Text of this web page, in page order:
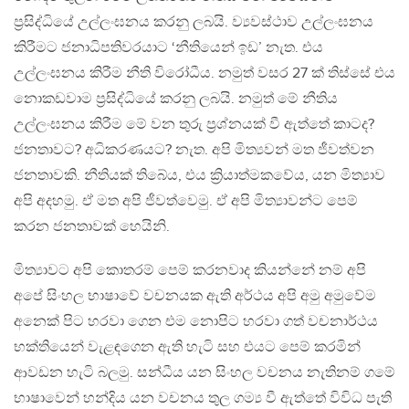
ප්‍රසිද්ධියේ උල්ලංඝනය කරනු ලබයි. ව්‍යවස්ථාව උල්ලංඝනය
කිරීමට ජනාධිපතිවරයාට ‘නීතියෙන් ඉඩ’ නැත. එය
උල්ලංඝනය කිරීම නීති විරෝධීය. නමුත් වසර 27 ක් තිස්සේ එය
නොකඩවාම ප්‍රසිද්ධියේ කරනු ලබයි. නමුත් මේ නීතිය
උල්ලංඝනය කිරීම මේ වන තුරු ප්‍රශ්නයක් වී ඇත්තේ කාටද?
ජනතාවට? අධිකරණයට? නැත. අපි මිත්‍යවන් මත ජීවත්වන
ජනතාවකි. නීතියක් තිබේය, එය ක්‍රියාත්මකවේය, යන මිත්‍යාව
අපි අදහමු. ඒ මත අපි ජීවත්වෙමු. ඒ අපි මිත්‍යාවන්ට පෙම්
කරන ජනතාවක් හෙයිනි.
මිත්‍යාවට අපි කොතරම් පෙම් කරනවාද කියන්නේ නම් අපි
අපේ සිංහල භාෂාවේ වචනයක ඇති අර්ථය අපි අමු අමුවේම
අනෙක් පිට හරවා ගෙන එම නොපිට හරවා ගත් වචනාර්ථය
භක්තියෙන් වැළඳගෙන ඇති හැටි සහ එයට පෙම් කරමින්
ආවඩන හැටි බලමු. සන්ධීය යන සිංහල වචනය නැතිනම් ගමේ
භාෂාවෙන් හන්දිය යන වචනය තුල ගම්‍ය වී ඇත්තේ විවිධ පැති